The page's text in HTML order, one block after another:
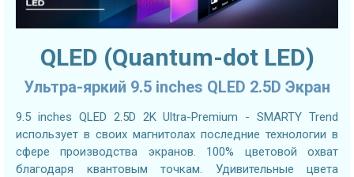
QLED (Quantum-dot LED)
Ультра-яркий 9.5 inches QLED 2.5D Экран
9.5 inches QLED 2.5D 2K Ultra-Premium - SMARTY Trend
использует в своих магнитолах последние технологии в
сфере производства экранов. 100% цветовой охват
благодаря квантовым точкам. Удивительные цвета